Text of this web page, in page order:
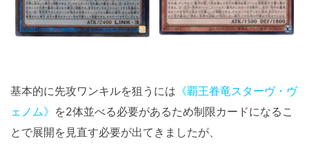
基本的に先攻ワンキルを狙うには 《覇王眷竜スターヴ・ヴ
ェノム》 を2体並べる必要があるため制限カードになるこ
とで展開を見直す必要が出てきましたが、